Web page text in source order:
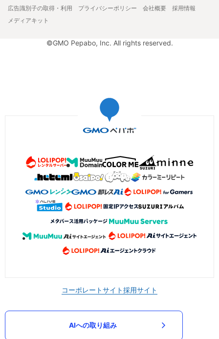
広告識別子の取得・利用
プライバシーポリシー 会社概要
採用情報
メディアキット
©GMO Pepabo, Inc. All rights reserved.
コーポレートサイト採用サイト
AIへの取り組み